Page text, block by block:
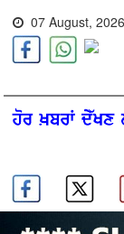
07 August, 2026